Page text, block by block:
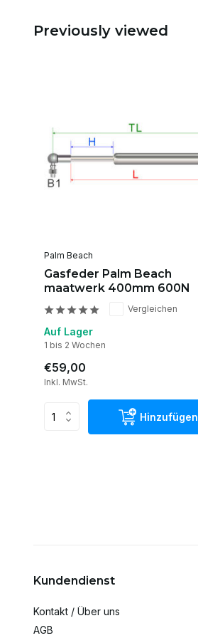
Previously viewed
Palm Beach
Gasfeder Palm Beach
maatwerk 400mm 600N
Vergleichen
Auf Lager
1 bis 2 Wochen
€59,00
Inkl. MwSt.
Hinzufügen
Kundendienst
Kontakt / Über uns
AGB